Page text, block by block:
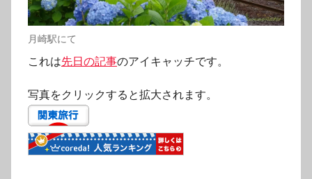
月崎駅にて
これは先日の記事のアイキャッチです。
写真をクリックすると拡大されます。